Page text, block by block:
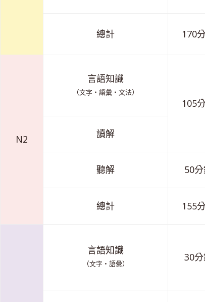
總計 170
N2
言語知識
（文字・語彙・文法）
105
讀解
聽解 50
總計 155
言語知識
（文字・語彙）
30